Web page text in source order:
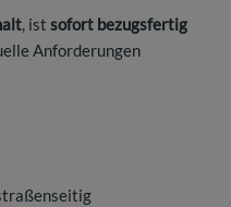
, ist sofort bezugsfertig
Anforderungen